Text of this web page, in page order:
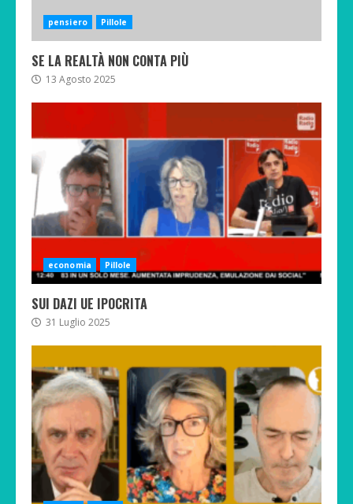
pensiero Pillole
SE LA REALTÀ NON CONTA PIÙ
13 Agosto 2025
economia Pillole
SUI DAZI UE IPOCRITA
31 Luglio 2025